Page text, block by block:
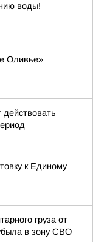
воды!
Оливье»
к Единому
груза от
в зону СВО